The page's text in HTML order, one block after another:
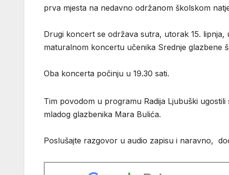
prva mjesta na nedavno održanom školskom
Drugi koncert se održava sutra, utorak 15.
maturalnom koncertu učenika Srednje glazbene
Oba koncerta počinju u 19.30 sati.
Tim povodom u programu Radija Ljubuški
mladog glazbenika Mara Bulića.
Poslušajte razgovor u audio zapisu i naravno,